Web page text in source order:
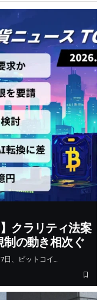
クラリティ法案
の動き相次ぐ
日、ビットコイ…